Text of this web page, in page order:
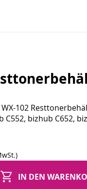
102
C552, bizhub C652,
IN DEN